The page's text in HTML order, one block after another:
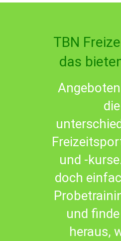
TBN
das
die
und -
doch
und
heraus,